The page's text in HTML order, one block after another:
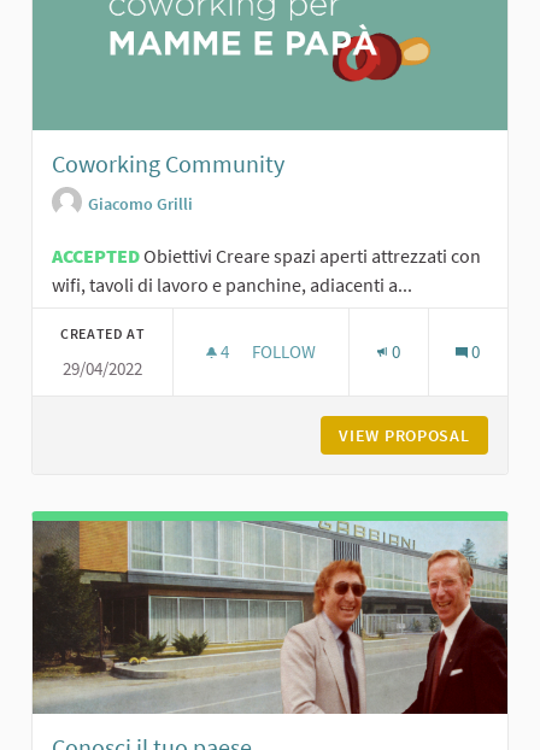
Coworking Community
Giacomo Grilli
ACCEPTEDObiettivi Creare spazi aperti attrezzati con
wifi, tavoli di lavoro e panchine, adiacenti a...
CREATED AT
29/04/2022
4 4 FOLLOWERS
FOLLOW 0 0
VIEW PROPOSAL